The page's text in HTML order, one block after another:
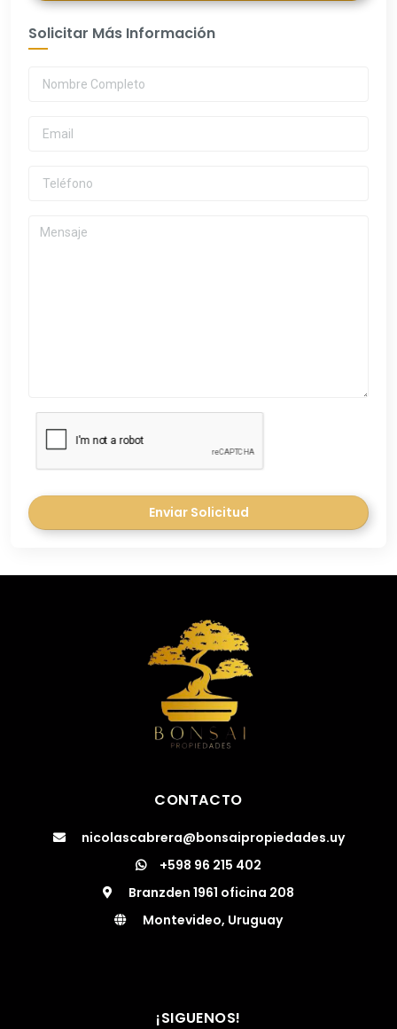
Solicitar Más Información
Enviar Solicitud
CONTACTO
nicolascabrera@bonsaipropiedades.uy
+598 96 215 402
Branzden 1961 oficina 208
Montevideo, Uruguay
¡SIGUENOS!